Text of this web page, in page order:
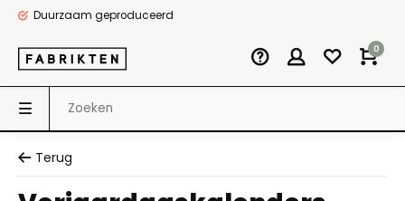
Duurzaam geproduceerd
0
Terug